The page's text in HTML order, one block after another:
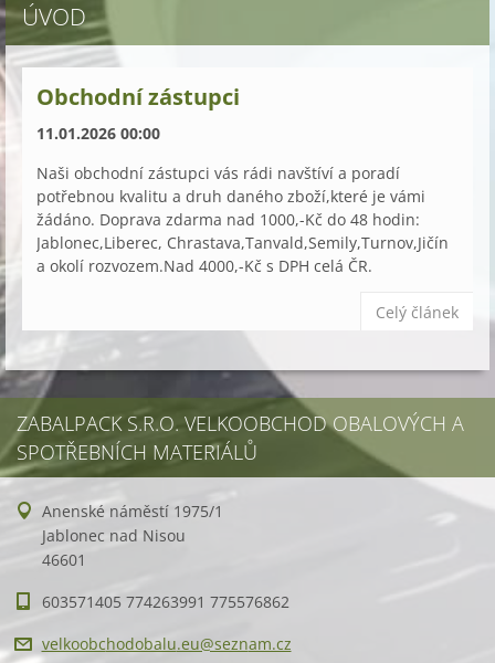
ÚVOD
Obchodní zástupci
11.01.2026 00:00
Naši obchodní zástupci vás rádi navštíví a poradí
potřebnou kvalitu a druh daného zboží,které je vámi
žádáno. Doprava zdarma nad 1000,-Kč do 48 hodin:
Jablonec,Liberec, Chrastava,Tanvald,Semily,Turnov,Jičín
a okolí rozvozem.Nad 4000,-Kč s DPH celá ČR.
Celý článek
ZABALPACK S.R.O. VELKOOBCHOD OBALOVÝCH A
SPOTŘEBNÍCH MATERIÁLŮ
Anenské náměstí 1975/1
Jablonec nad Nisou
46601
603571405 774263991 775576862
velkoobchodobalu.eu@seznam.cz